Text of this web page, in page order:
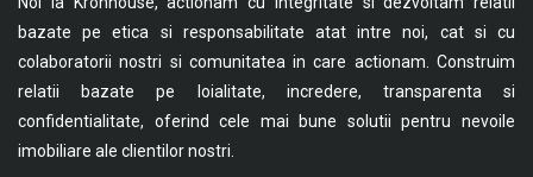
bazate pe etica si responsabilitate atat intre noi, cat si cu
colaboratorii nostri si comunitatea in care actionam. Construim
relatii bazate pe loialitate, incredere, transparenta si
confidentialitate, oferind cele mai bune solutii pentru nevoile
imobiliare ale clientilor nostri.